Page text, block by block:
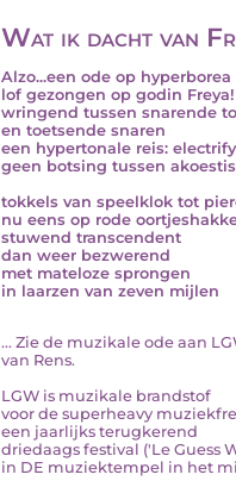
Wat ik dacht van
Alzo...een ode op hyperborea
lof gezongen op godin Freya!
wringend tussen snarende
en toetsende snaren
een hypertonale reis:
geen botsing tussen
tokkels van speelklok tot
nu eens op rode
stuwend transcendent
dan weer bezwerend
met mateloze sprongen
in laarzen van zeven mijlen
... Zie de muzikale ode aan
van Rens.
LGW is muzikale brandstof
voor de superheavy
een jaarlijks terugkerend
driedaags festival ('Le Guess
in DE muziektempel in het